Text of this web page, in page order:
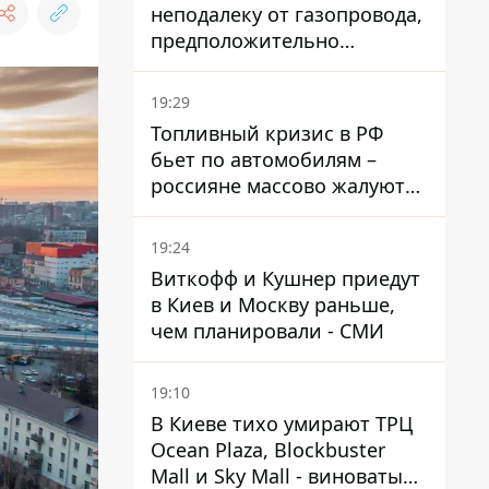
неподалеку от газопровода,
предположительно
украинский - Минобороны
страны
19:29
Топливный кризис в РФ
бьет по автомобилям –
россияне массово жалуются
на поломки из-за
некачественного бензина
19:24
Виткофф и Кушнер приедут
в Киев и Москву раньше,
чем планировали - СМИ
19:10
В Киеве тихо умирают ТРЦ
Ocean Plaza, Blockbuster
Mall и Sky Mall - виноваты